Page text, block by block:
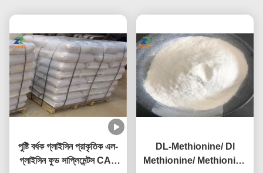
পুষ্টি বর্ধক গ্লাইসিন প্রাকৃতিক এল-
গ্লাইসিন ফুড সাপ্লিমেন্টস CAS
DL-Methionine/ Dl
Methionine/ Methionine